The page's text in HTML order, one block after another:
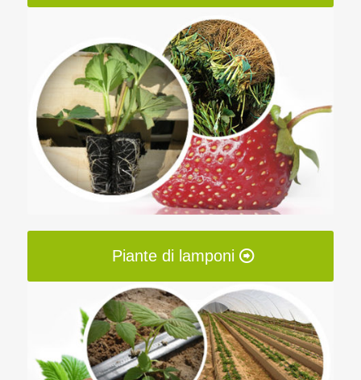
Piante di lamponi